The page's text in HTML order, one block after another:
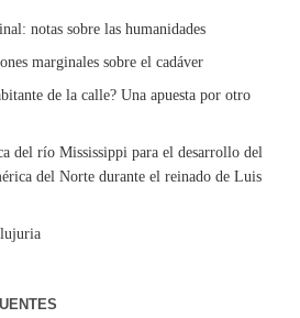
notas sobre las humanidades
marginales sobre el cadáver
de la calle? Una apuesta por otro
del río Mississippi para el desarrollo del
del Norte durante el reinado de Luis
lujuria